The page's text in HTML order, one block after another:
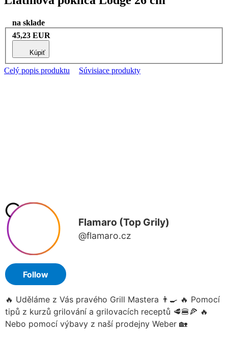
na sklade
45,23 EUR
Kúpiť
Celý popis produktu Súvisiace produkty